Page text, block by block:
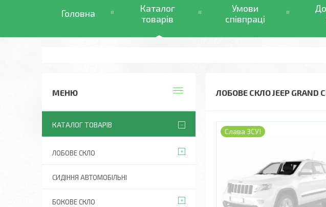
Головна
Каталог
товарів
Умови
співпраці
ЛОБОВЕ СКЛО JEEP GRAND
Слава ЗСУ!
КАТАЛОГ ТОВАРІВ
ЛОБОВЕ СКЛО
СИДІННЯ АВТОМОБІЛЬНІ
БОКОВЕ СКЛО